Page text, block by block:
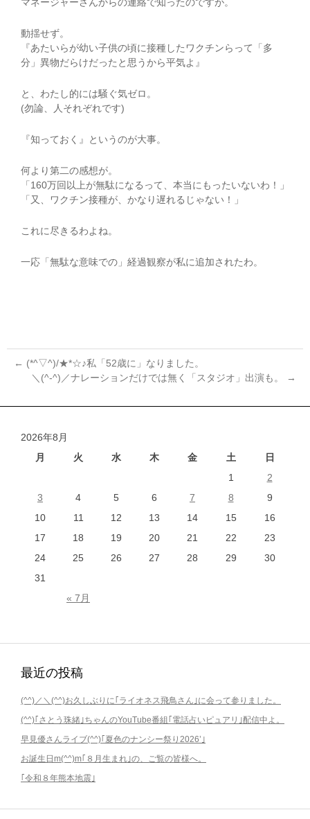
動揺せず。
『あたいらが幼い子供の頃に接種したワクチンらって「多
分」異物だらけだったと思うから平気よ』
と、わたし的には騒ぐ気ゼロ。
(勿論、人それぞれです)
『知っておく』というのが大事。
何より第二の感想が。
「160万回以上が無駄になるって、本当にもったいないわ！」
「又、ワクチン接種が、かなり遅れるじゃない！」
これに尽きるわよね。
一応「無駄な意味での」経過観察が私に追加されたわ。
稿
ビ
← (*^▽^)/★*☆♪私「52歳に」なりました。
＼(^-^)／ナレーションだけでは無く「スタジオ」出演も。
→
2026年8月
月
火 水 木 金 土 日
« 7月
1
2
3
4 5 6 7 8
9
10
11 12 13 14 15
16
17
18 19 20 21 22
23
24
25 26 27 28 29
30
31
最近の投稿
(^^)／＼(^^)お久しぶりに｢ライオネス飛鳥さん｣に会って参りました。
(^^)｢さとう珠緒｣ちゃんのYouTube番組｢電話占いピュアリ｣配信中よ。
早見優さんライブ(^^)｢夏色のナンシー祭り2026’｣
お誕生日m(^^)m｢８月生まれ｣の、ご覧の皆様へ。
｢令和８年熊本地震｣